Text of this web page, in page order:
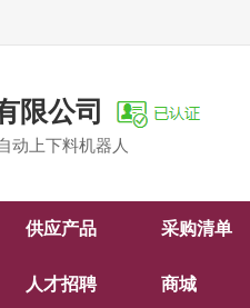
限公司
动上下料机器人
供应产品 采购清单
人才招聘 商城